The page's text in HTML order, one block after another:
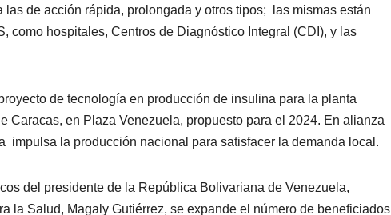
de acción rápida, prolongada y otros tipos; las mismas están
hospitales, Centros de Diagnóstico Integral (CDI), y las
de tecnología en producción de insulina para la planta
Caracas, en Plaza Venezuela, propuesto para el 2024. En alianza
la producción nacional para satisfacer la demanda local.
del presidente de la República Bolivariana de Venezuela,
la Salud, Magaly Gutiérrez, se expande el número de beneficiados